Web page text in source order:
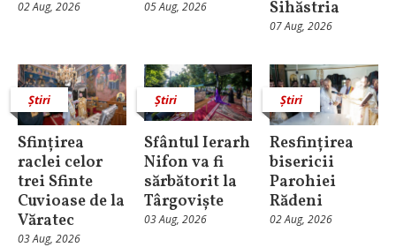
02 Aug, 2026 05 Aug, 2026 Sihăstria
07 Aug, 2026
Știri
Sfințirea
raclei celor
trei Sfinte
Cuvioase de la
Văratec
03 Aug, 2026
Știri
Sfântul Ierarh
Nifon va fi
sărbătorit la
Târgoviște
03 Aug, 2026
Știri
Resfințirea
bisericii
Parohiei
Rădeni
02 Aug, 2026